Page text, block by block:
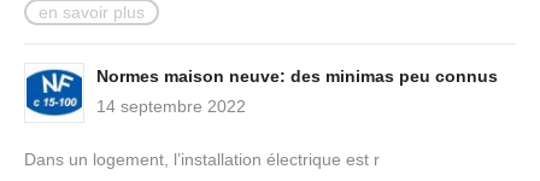
en savoir plus
Normes maison neuve: des minimas peu connus
14 septembre 2022
Dans un logement, l’installation électrique est r